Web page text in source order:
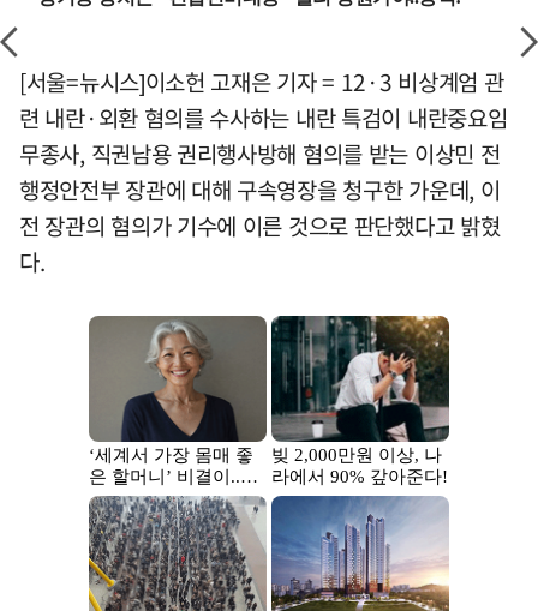
[서울=뉴시스]이소헌 고재은 기자 = 12·3 비상계엄 관
련 내란·외환 혐의를 수사하는 내란 특검이 내란중요임
무종사, 직권남용 권리행사방해 혐의를 받는 이상민 전
행정안전부 장관에 대해 구속영장을 청구한 가운데, 이
전 장관의 혐의가 기수에 이른 것으로 판단했다고 밝혔
다.